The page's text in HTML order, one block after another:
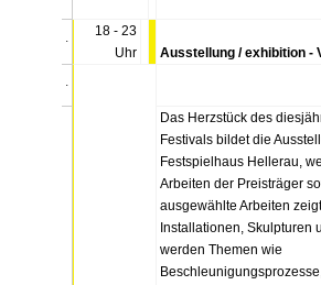
.
18 - 23
Uhr
Ausstellung / exhibition -
.
Das Herzstück des
Festivals bildet die
Festspielhaus Hellerau,
Arbeiten der Preisträger
ausgewählte Arbeiten
Installationen, Skulpturen
werden Themen wie